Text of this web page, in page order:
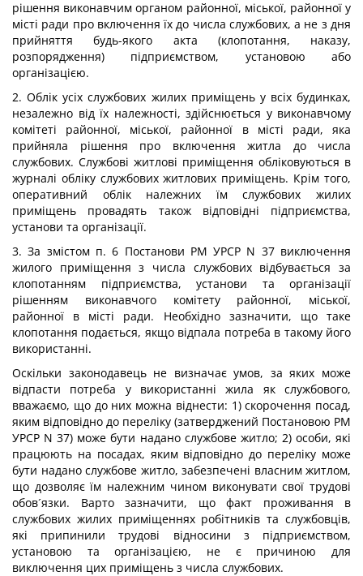
рішення виконавчим органом районної, міської, районної у
місті ради про включення їх до числа службових, а не з дня
прийняття будь-якого акта (клопотання, наказу,
розпорядження) підприємством, установою або
організацією.
2. Облік усіх службових жилих приміщень у всіх будинках,
незалежно від їх належності, здійснюється у виконавчому
комітеті районної, міської, районної в місті ради, яка
прийняла рішення про включення житла до числа
службових. Службові житлові приміщення обліковуються в
журналі обліку службових житлових приміщень. Крім того,
оперативний облік належних їм службових жилих
приміщень провадять також відповідні підприємства,
установи та організації.
3. За змістом п. 6 Постанови РМ УРСР N 37 виключення
жилого приміщення з числа службових відбувається за
клопотанням підприємства, установи та організації
рішенням виконавчого комітету районної, міської,
районної в місті ради. Необхідно зазначити, що таке
клопотання подається, якщо відпала потреба в такому його
використанні.
Оскільки законодавець не визначає умов, за яких може
відпасти потреба у використанні жила як службового,
вважаємо, що до них можна віднести: 1) скорочення посад,
яким відповідно до переліку (затверджений Постановою РМ
УРСР N 37) може бути надано службове житло; 2) особи, які
працюють на посадах, яким відповідно до переліку може
бути надано службове житло, забезпечені власним житлом,
що дозволяє їм належним чином виконувати свої трудові
обов´язки. Варто зазначити, що факт проживання в
службових жилих приміщеннях робітників та службовців,
які припинили трудові відносини з підприємством,
установою та організацією, не є причиною для
виключення цих приміщень з числа службових.